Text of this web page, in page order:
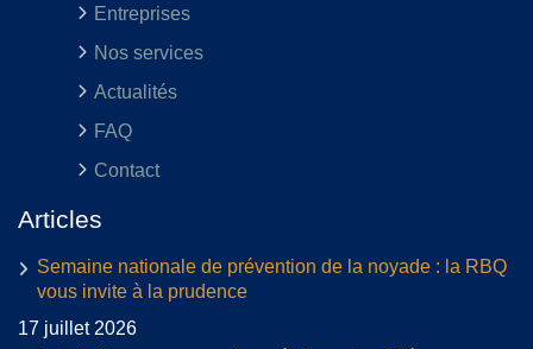
Entreprises
Nos services
Actualités
FAQ
Contact
Articles
Semaine nationale de prévention de la noyade : la RBQ
vous invite à la prudence
17 juillet 2026